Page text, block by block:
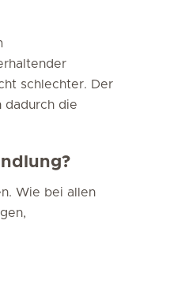
schlechter. Der
dadurch die
Wie bei allen